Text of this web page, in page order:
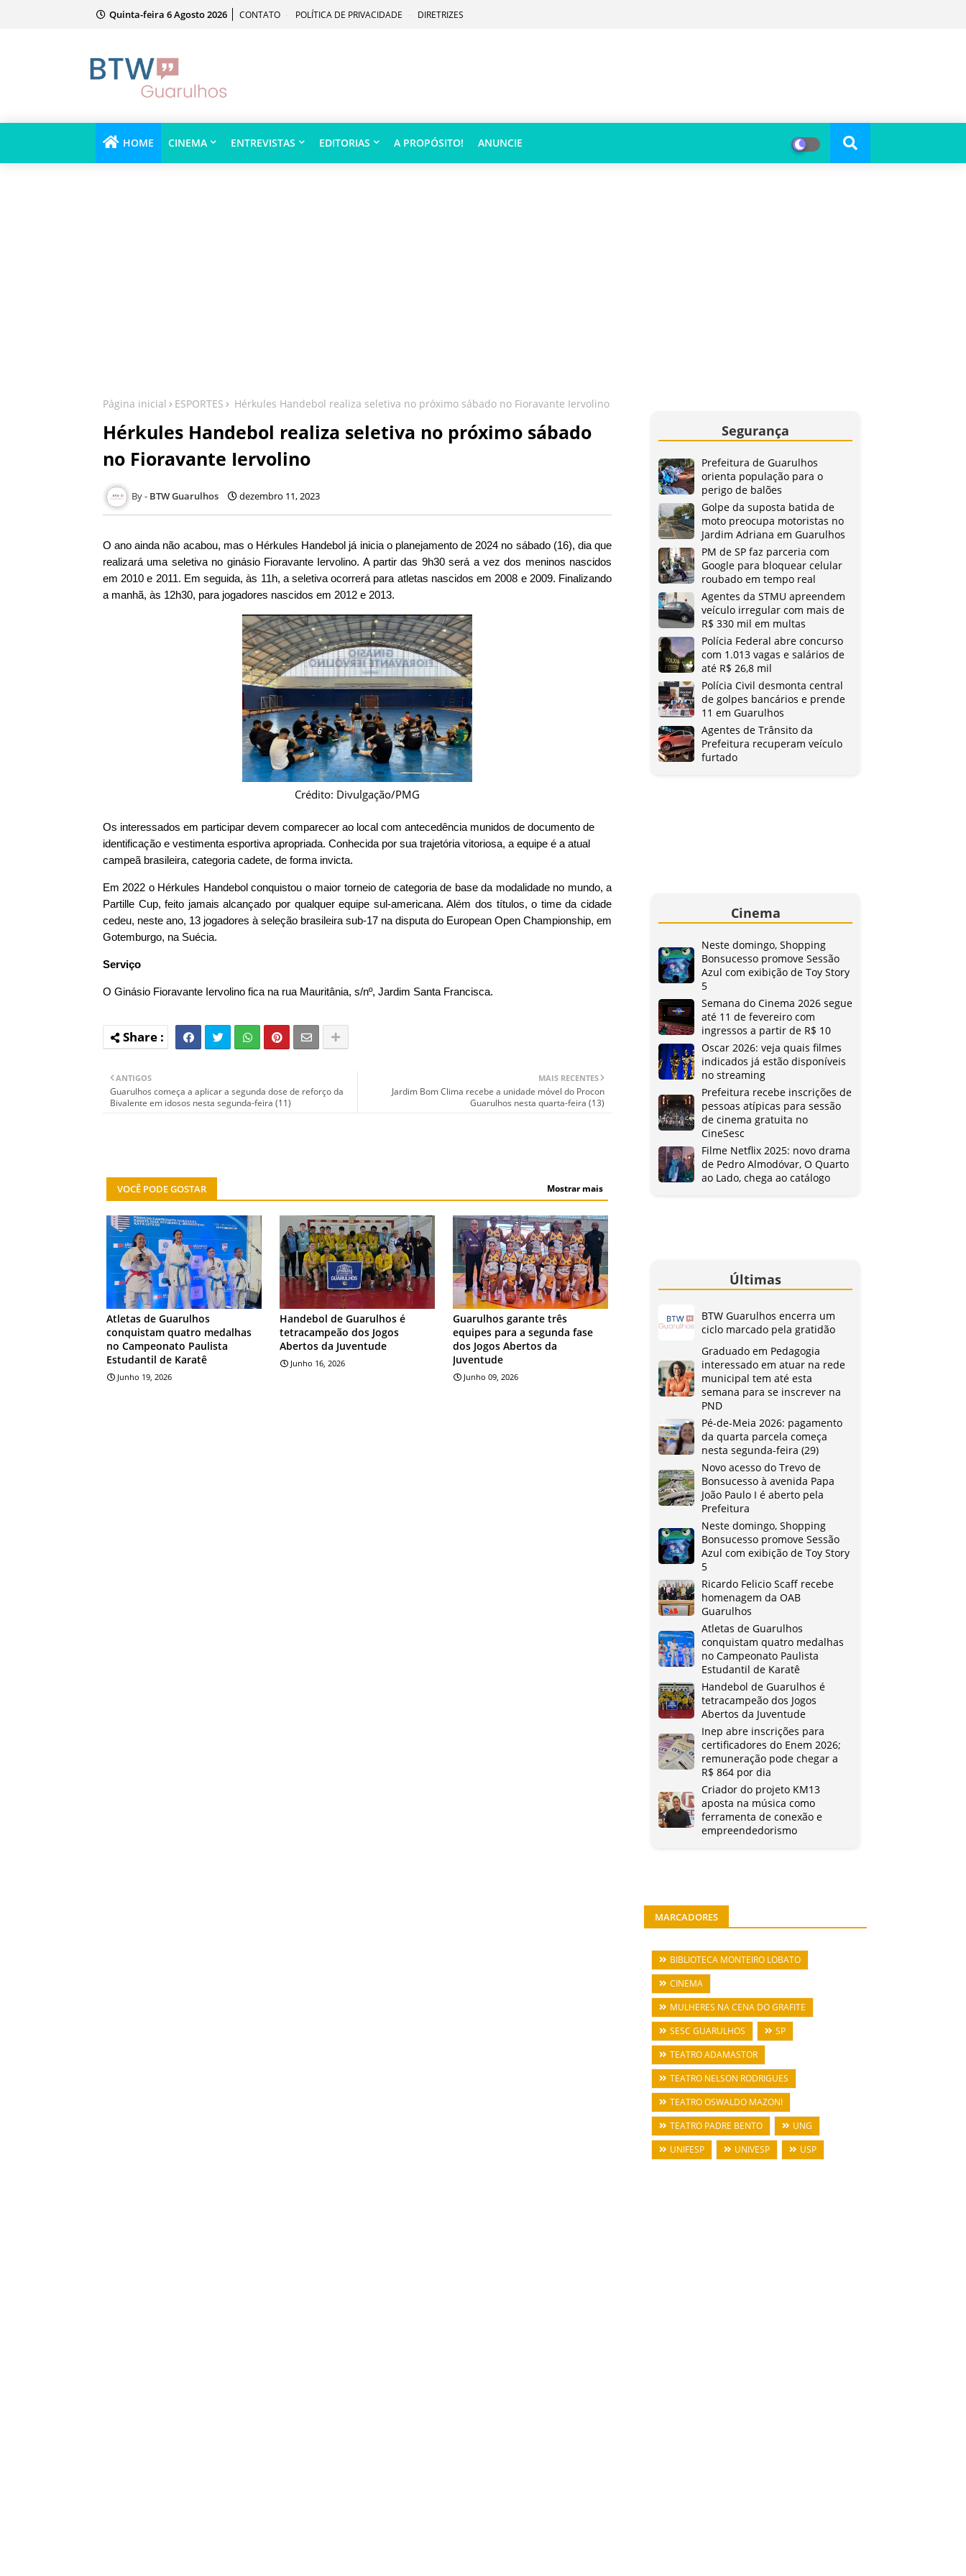
Quinta-feira 6 Agosto 2026 CONTATO POLÍTICA DE PRIVACIDADE DIRETRIZES
HOME CINEMA ENTREVISTAS EDITORIAS A PROPÓSITO! ANUNCIE
Página inicial ESPORTES Hérkules Handebol realiza seletiva no próximo sábado no Fioravante Iervolino
Hérkules Handebol realiza seletiva no próximo sábado
no Fioravante Iervolino
BTW Guarulhos dezembro 11, 2023
O ano ainda não acabou, mas o Hérkules Handebol já inicia o planejamento de 2024 no sábado (16), dia que
realizará uma seletiva no ginásio Fioravante Iervolino. A partir das 9h30 será a vez dos meninos nascidos
em 2010 e 2011. Em seguida, às 11h, a seletiva ocorrerá para atletas nascidos em 2008 e 2009. Finalizando
a manhã, às 12h30, para jogadores nascidos em 2012 e 2013.
Crédito: Divulgação/PMG
Os interessados em participar devem comparecer ao local com antecedência munidos de documento de
identificação e vestimenta esportiva apropriada. Conhecida por sua trajetória vitoriosa, a equipe é a atual
campeã brasileira, categoria cadete, de forma invicta.
Em 2022 o Hérkules Handebol conquistou o maior torneio de categoria de base da modalidade no mundo, a
Partille Cup, feito jamais alcançado por qualquer equipe sul-americana. Além dos títulos, o time da cidade
cedeu, neste ano, 13 jogadores à seleção brasileira sub-17 na disputa do European Open Championship, em
Gotemburgo, na Suécia.
Serviço
O Ginásio Fioravante Iervolino fica na rua Mauritânia, s/nº, Jardim Santa Francisca.
MAIS RECENTES
Jardim Bom Clima recebe a unidade móvel do Procon
Guarulhos nesta quarta-feira (13)
ANTIGOS
Guarulhos começa a aplicar a segunda dose de reforço da
Bivalente em idosos nesta segunda-feira (11)
VOCÊ PODE GOSTAR Mostrar mais
ESPORTES
Atletas de Guarulhos
conquistam quatro medalhas
no Campeonato Paulista
Estudantil de Karatê
Junho 19, 2026
ESPORTES
Handebol de Guarulhos é
tetracampeão dos Jogos
Abertos da Juventude
Junho 16, 2026
ESPORTES
Guarulhos garante três
equipes para a segunda fase
dos Jogos Abertos da
Juventude
Junho 09, 2026
Segurança
Prefeitura de Guarulhos
orienta população para o
perigo de balões
Golpe da suposta batida de
moto preocupa motoristas no
Jardim Adriana em Guarulhos
PM de SP faz parceria com
Google para bloquear celular
roubado em tempo real
Agentes da STMU apreendem
veículo irregular com mais de
R$ 330 mil em multas
Polícia Federal abre concurso
com 1.013 vagas e salários de
até R$ 26,8 mil
Polícia Civil desmonta central
de golpes bancários e prende
11 em Guarulhos
Agentes de Trânsito da
Prefeitura recuperam veículo
furtado
Cinema
Neste domingo, Shopping
Bonsucesso promove Sessão
Azul com exibição de Toy Story
5
Semana do Cinema 2026 segue
até 11 de fevereiro com
ingressos a partir de R$ 10
Oscar 2026: veja quais filmes
indicados já estão disponíveis
no streaming
Prefeitura recebe inscrições de
pessoas atípicas para sessão
de cinema gratuita no
CineSesc
Filme Netflix 2025: novo drama
de Pedro Almodóvar, O Quarto
ao Lado, chega ao catálogo
Últimas
BTW Guarulhos encerra um
ciclo marcado pela gratidão
Graduado em Pedagogia
interessado em atuar na rede
municipal tem até esta
semana para se inscrever na
PND
Pé-de-Meia 2026: pagamento
da quarta parcela começa
nesta segunda-feira (29)
Novo acesso do Trevo de
Bonsucesso à avenida Papa
João Paulo I é aberto pela
Prefeitura
Neste domingo, Shopping
Bonsucesso promove Sessão
Azul com exibição de Toy Story
5
Ricardo Felicio Scaff recebe
homenagem da OAB
Guarulhos
Atletas de Guarulhos
conquistam quatro medalhas
no Campeonato Paulista
Estudantil de Karatê
Handebol de Guarulhos é
tetracampeão dos Jogos
Abertos da Juventude
Inep abre inscrições para
certificadores do Enem 2026;
remuneração pode chegar a
R$ 864 por dia
Criador do projeto KM13
aposta na música como
ferramenta de conexão e
empreendedorismo
MARCADORES
BIBLIOTECA MONTEIRO LOBATO
CINEMA
MULHERES NA CENA DO GRAFITE
SESC GUARULHOS
SP
TEATRO ADAMASTOR
TEATRO NELSON RODRIGUES
TEATRO OSWALDO MAZONI
TEATRO PADRE BENTO
UNG
UNIFESP
UNIVESP USP